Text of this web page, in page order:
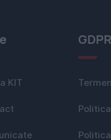
KIT
GDPR